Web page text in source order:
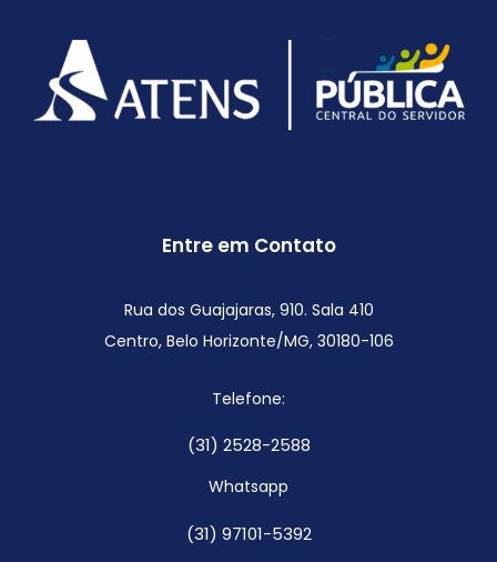
Entre em Contato
Rua dos Guajajaras, 910. Sala 410
Centro, Belo Horizonte/MG, 30180-106
Telefone:
(31) 2528-2588
Whatsapp
(31) 97101-5392